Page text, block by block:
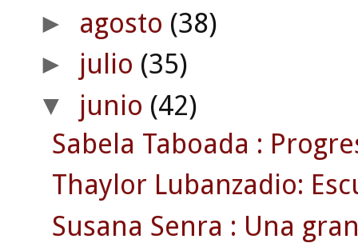
► agosto (38)
► julio (35)
▼ junio (42)
Sabela Taboada :
Thaylor Lubanzadio:
Susana Senra : Una